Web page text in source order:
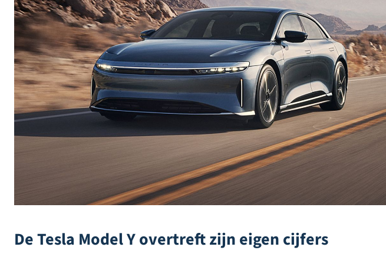
De Tesla Model Y overtreft zijn eigen cijfers